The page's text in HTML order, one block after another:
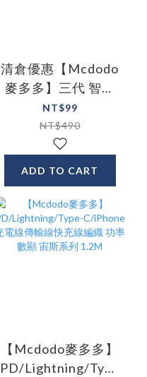
清倉優惠【Mcdodo
麥多多】三代 智能
斷電 安卓Micro充電
線 QC3.0 補電 傳輸
線 智者系列 100cm
NT$99
NT$490
ADD TO CART
【Mcdodo麥多多】
PD/Lightning/Type-